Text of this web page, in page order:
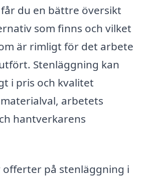
du en bättre översikt
som finns och vilket
är rimligt för det arbete
Stenläggning kan
i pris och kvalitet
arbetets
hantverkarens
offerter på stenläggning i